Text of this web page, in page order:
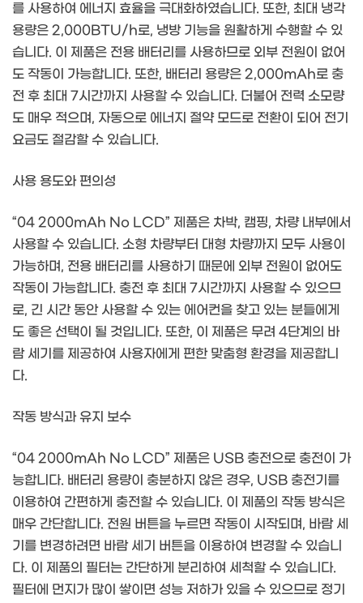
를 사용하여 에너지 효율을 극대화하였습니다. 또한, 최대 냉각
용량은 2,000BTU/h로, 냉방 기능을 원활하게 수행할 수 있
습니다. 이 제품은 전용 배터리를 사용하므로 외부 전원이 없어
도 작동이 가능합니다. 또한, 배터리 용량은 2,000mAh로 충
전 후 최대 7시간까지 사용할 수 있습니다. 더불어 전력 소모량
도 매우 적으며, 자동으로 에너지 절약 모드로 전환이 되어 전기
요금도 절감할 수 있습니다.
사용 용도와 편의성
“04 2000mAh No LCD” 제품은 차박, 캠핑, 차량 내부에서
사용할 수 있습니다. 소형 차량부터 대형 차량까지 모두 사용이
가능하며, 전용 배터리를 사용하기 때문에 외부 전원이 없어도
작동이 가능합니다. 충전 후 최대 7시간까지 사용할 수 있으므
로, 긴 시간 동안 사용할 수 있는 에어컨을 찾고 있는 분들에게
도 좋은 선택이 될 것입니다. 또한, 이 제품은 무려 4단계의 바
람 세기를 제공하여 사용자에게 편한 맞춤형 환경을 제공합니
다.
작동 방식과 유지 보수
“04 2000mAh No LCD” 제품은 USB 충전으로 충전이 가
능합니다. 배터리 용량이 충분하지 않은 경우, USB 충전기를
이용하여 간편하게 충전할 수 있습니다. 이 제품의 작동 방식은
매우 간단합니다. 전원 버튼을 누르면 작동이 시작되며, 바람 세
기를 변경하려면 바람 세기 버튼을 이용하여 변경할 수 있습니
다. 이 제품의 필터는 간단하게 분리하여 세척할 수 있습니다.
필터에 먼지가 많이 쌓이면 성능 저하가 있을 수 있으므로 정기